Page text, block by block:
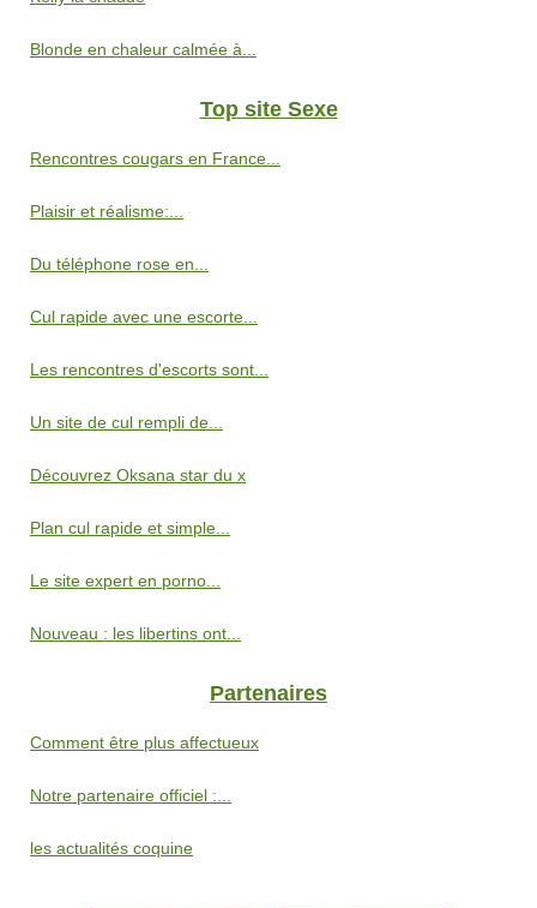
Blonde en chaleur calmée à...
Top site Sexe
Rencontres cougars en France...
Plaisir et réalisme:...
Du téléphone rose en...
Cul rapide avec une escorte...
Les rencontres d'escorts sont...
Un site de cul rempli de...
Découvrez Oksana star du x
Plan cul rapide et simple...
Le site expert en porno...
Nouveau : les libertins ont...
Partenaires
Comment être plus affectueux
Notre partenaire officiel :...
les actualités coquine